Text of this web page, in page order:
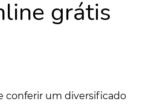
grátis
conferir um diversificado